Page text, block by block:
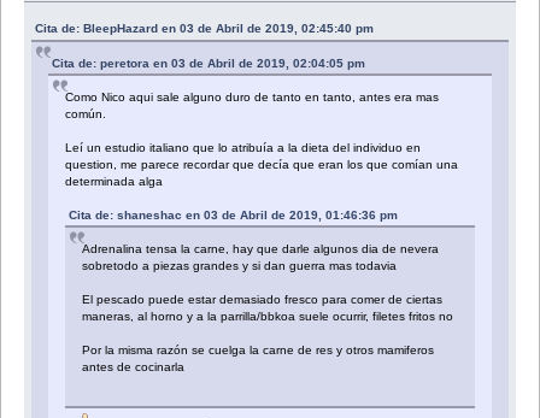
Cita de: BleepHazard en 03 de Abril de 2019, 02:45:40 pm
Cita de: peretora en 03 de Abril de 2019, 02:04:05 pm
Como Nico aqui sale alguno duro de tanto en tanto, antes era mas
común.
Leí un estudio italiano que lo atribuía a la dieta del individuo en
question, me parece recordar que decía que eran los que comían una
determinada alga
Cita de: shaneshac en 03 de Abril de 2019, 01:46:36 pm
Adrenalina tensa la carne, hay que darle algunos dia de nevera
sobretodo a piezas grandes y si dan guerra mas todavia
El pescado puede estar demasiado fresco para comer de ciertas
maneras, al horno y a la parrilla/bbkoa suele ocurrir, filetes fritos no
Por la misma razón se cuelga la carne de res y otros mamiferos
antes de cocinarla